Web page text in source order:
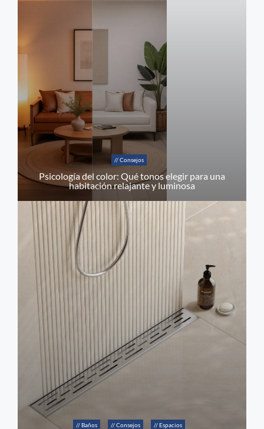
// Consejos
Psicología del color: Qué tonos elegir para una
habitación relajante y luminosa
// Baños // Consejos // Espacios